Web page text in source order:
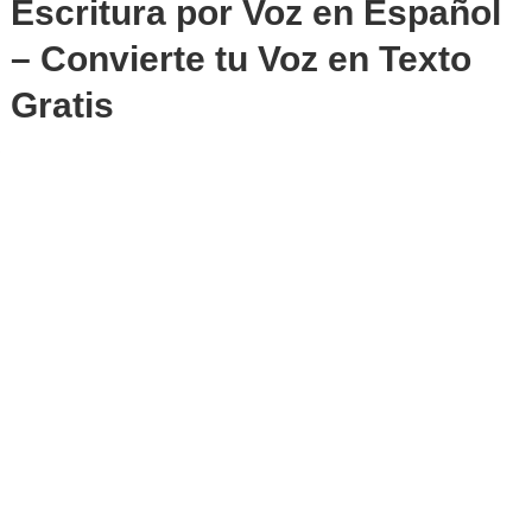
Escritura por Voz en Español
– Convierte tu Voz en Texto
Gratis